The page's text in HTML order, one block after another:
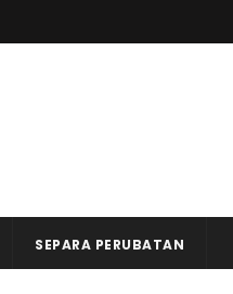
SEPARA PERUBATAN